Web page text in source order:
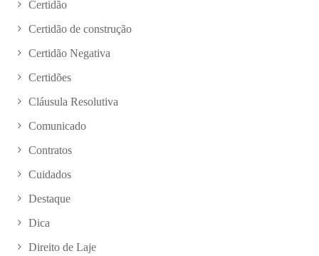
Certidão
Certidão de construção
Certidão Negativa
Certidões
Cláusula Resolutiva
Comunicado
Contratos
Cuidados
Destaque
Dica
Direito de Laje